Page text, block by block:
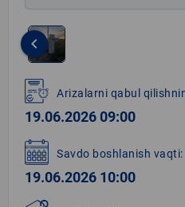
1
of
1
keyboard_arrow_left
Arizalarni qabul
19.06.2026 09:00
Savdo boshlanish vaqti:
19.06.2026 10:00